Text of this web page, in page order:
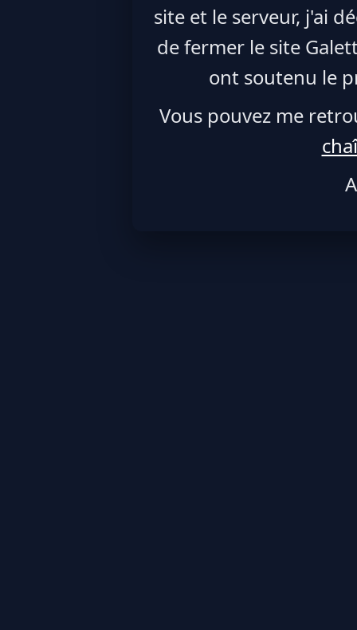
site et le serveur, j'ai
de fermer le site
ont soutenu le
Vous pouvez me